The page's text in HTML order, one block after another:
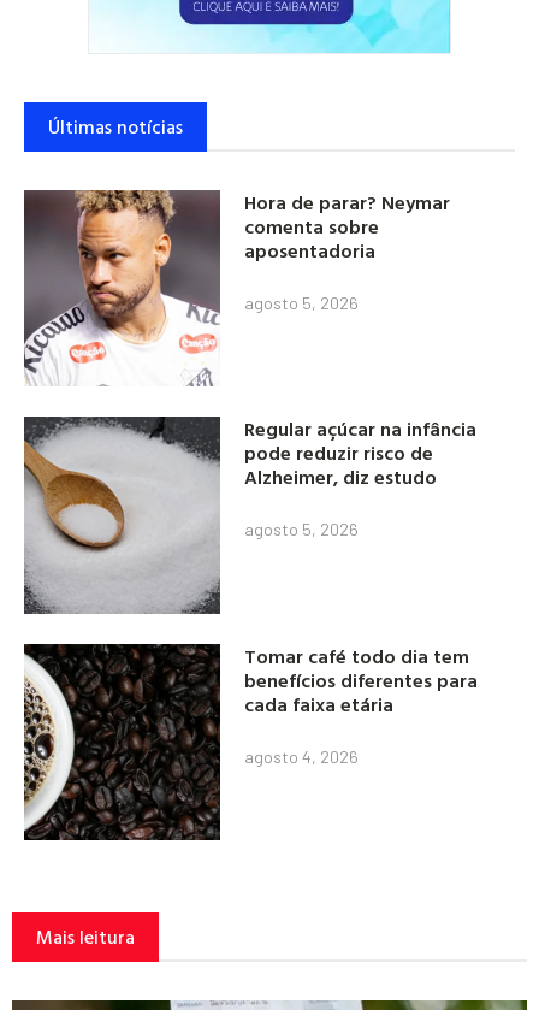
Últimas notícias
Hora de parar? Neymar
comenta sobre
aposentadoria
agosto 5, 2026
Regular açúcar na infância
pode reduzir risco de
Alzheimer, diz estudo
agosto 5, 2026
Tomar café todo dia tem
benefícios diferentes para
cada faixa etária
agosto 4, 2026
Mais leitura